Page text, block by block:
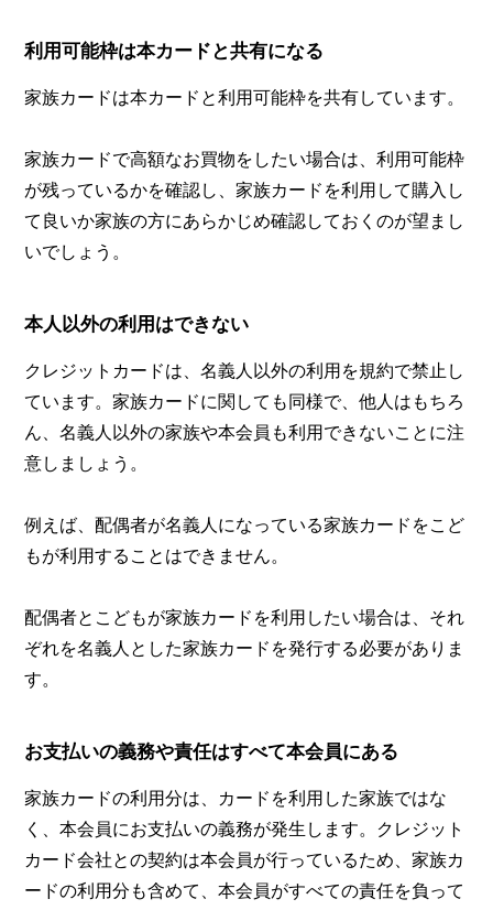
利用可能枠は本カードと共有になる
家族カードは本カードと利用可能枠を共有しています。
家族カードで高額なお買物をしたい場合は、利用可能枠
が残っているかを確認し、家族カードを利用して購入し
て良いか家族の方にあらかじめ確認しておくのが望まし
いでしょう。
本人以外の利用はできない
クレジットカードは、名義人以外の利用を規約で禁止し
ています。家族カードに関しても同様で、他人はもちろ
ん、名義人以外の家族や本会員も利用できないことに注
意しましょう。
例えば、配偶者が名義人になっている家族カードをこど
もが利用することはできません。
配偶者とこどもが家族カードを利用したい場合は、それ
ぞれを名義人とした家族カードを発行する必要がありま
す。
お支払いの義務や責任はすべて本会員にある
家族カードの利用分は、カードを利用した家族ではな
く、本会員にお支払いの義務が発生します。クレジット
カード会社との契約は本会員が行っているため、家族カ
ードの利用分も含めて、本会員がすべての責任を負って